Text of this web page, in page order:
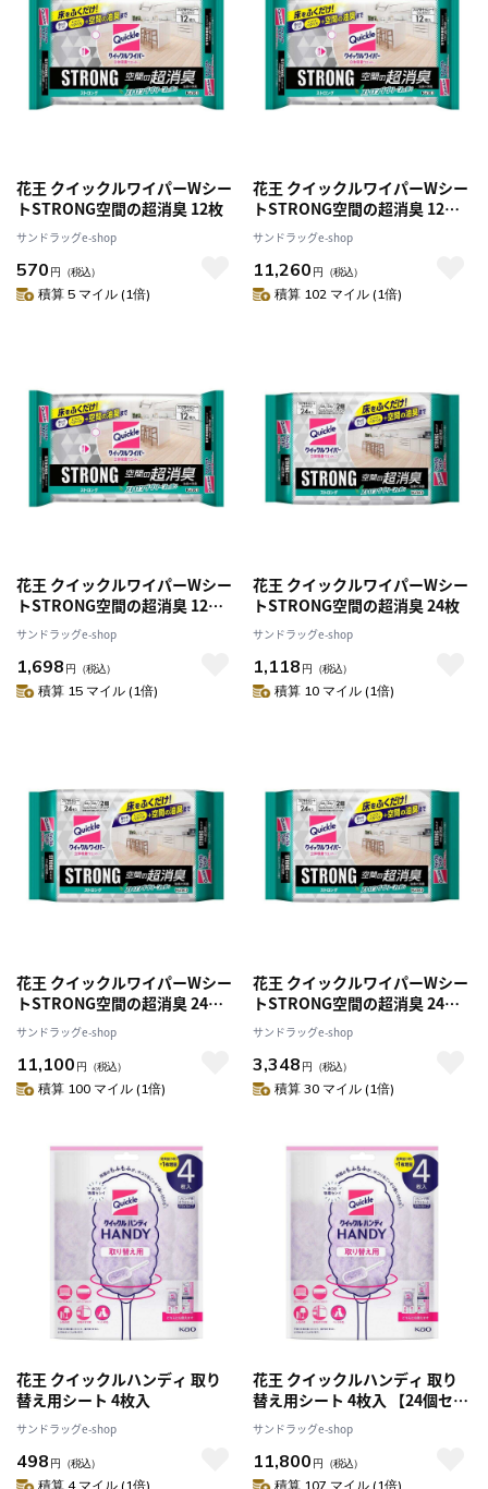
花王 クイックルワイパーWシー
トSTRONG空間の超消臭 12枚
サンドラッグe-shop
570 円 （税込）
積算 5 マイル (1倍)
花王 クイックルワイパーWシー
トSTRONG空間の超消臭 12枚
【20個セット】
サンドラッグe-shop
11,260 円 （税込）
積算 102 マイル (1倍)
花王 クイックルワイパーWシー
トSTRONG空間の超消臭 12枚
【3個セット】
サンドラッグe-shop
1,698 円 （税込）
積算 15 マイル (1倍)
花王 クイックルワイパーWシー
トSTRONG空間の超消臭 24枚
サンドラッグe-shop
1,118 円 （税込）
積算 10 マイル (1倍)
花王 クイックルワイパーWシー
トSTRONG空間の超消臭 24枚
【10個セット】
サンドラッグe-shop
11,100 円 （税込）
積算 100 マイル (1倍)
花王 クイックルワイパーWシー
トSTRONG空間の超消臭 24枚
【3個セット】
サンドラッグe-shop
3,348 円 （税込）
積算 30 マイル (1倍)
花王 クイックルハンディ 取り
替え用シート 4枚入
サンドラッグe-shop
498 円 （税込）
積算 4 マイル (1倍)
花王 クイックルハンディ 取り
替え用シート 4枚入 【24個セッ
ト】
サンドラッグe-shop
11,800 円 （税込）
積算 107 マイル (1倍)